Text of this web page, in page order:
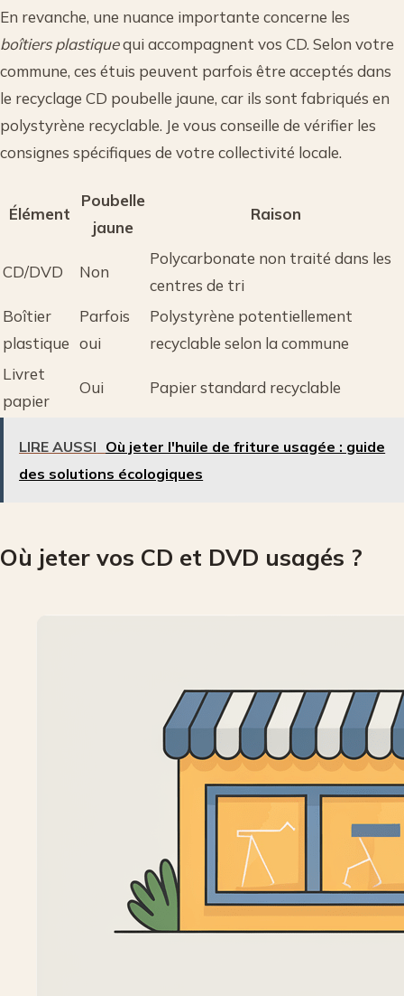
En revanche, une nuance importante concerne les
boîtiers plastiquequi accompagnent vos CD. Selon votre
commune, ces étuis peuvent parfois être acceptés dans
le recyclage CD poubelle jaune, car ils sont fabriqués en
polystyrène recyclable. Je vous conseille de vérifier les
consignes spécifiques de votre collectivité locale.
Élément
Poubelle
jaune
Raison
CD/DVD Non
Polycarbonate non traité dans les
centres de tri
Boîtier
plastique
Parfois
oui
Polystyrène potentiellement
recyclable selon la commune
Livret
papier
Oui Papier standard recyclable
LIRE AUSSI Où jeter l'huile de friture usagée : guide
des solutions écologiques
Où jeter vos CD et DVD usagés ?